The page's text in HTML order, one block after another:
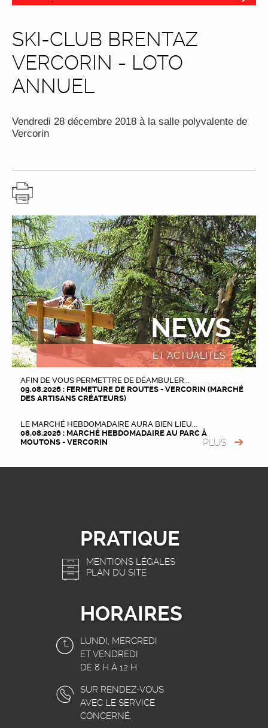
SKI-CLUB BRENTAZ
VERCORIN - LOTO
ANNUEL
Vendredi 28 décembre 2018 à la salle polyvalente de
Vercorin
NEWS
ET ACTUALITÉS
AFIN DE VOUS PERMETTRE DE DÉAMBULER...
09.08.2026 : FERMETURE DE ROUTES - VERCORIN (MARCHÉ
DES ARTISANS CRÉATEURS)
LE MARCHÉ HEBDOMADAIRE AURA BIEN LIEU...
08.08.2026 : MARCHÉ HEBDOMADAIRE AU PARC À
MOUTONS - VERCORIN
PLUS
PRATIQUE
MENTIONS LÉGALES
PLAN DU SITE
HORAIRES
LUNDI, MERCREDI
ET VENDREDI
DE 8 H À 12 H.
SUR RENDEZ-VOUS
AVEC LE SERVICE
CONCERNÉ.